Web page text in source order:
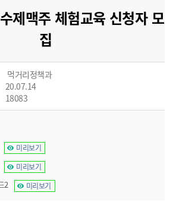
도
시
군
산
제맥주 체험교육 신청자 모
집
먹거리정책과
20.07.14
18083
미리보기
미리보기
2 미리보기